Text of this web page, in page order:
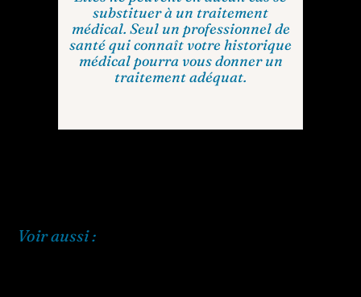
substituer à un traitement
médical. Seul un professionnel de
santé qui connaît votre historique
médical pourra vous donner un
traitement adéquat.
Voir aussi :